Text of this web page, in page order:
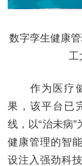
数字孪生健康
工
作为医疗健
果，该平台已
线，以“治未病
健康管理的智
设注入强劲科